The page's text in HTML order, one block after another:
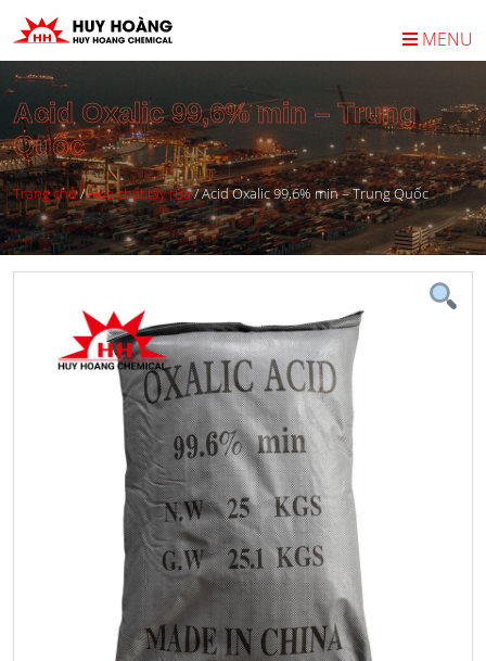
MENU
Acid Oxalic 99,6% min – Trung
Quốc
Trang chủ/Hóa chất tẩy rửa/Acid Oxalic 99,6% min – Trung Quốc